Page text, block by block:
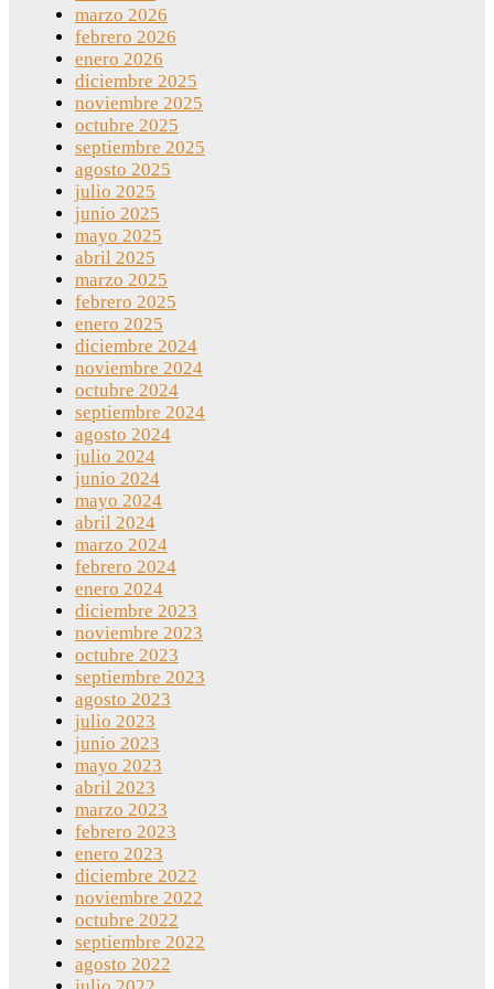
marzo 2026
febrero 2026
enero 2026
diciembre 2025
noviembre 2025
octubre 2025
septiembre 2025
agosto 2025
julio 2025
junio 2025
mayo 2025
abril 2025
marzo 2025
febrero 2025
enero 2025
diciembre 2024
noviembre 2024
octubre 2024
septiembre 2024
agosto 2024
julio 2024
junio 2024
mayo 2024
abril 2024
marzo 2024
febrero 2024
enero 2024
diciembre 2023
noviembre 2023
octubre 2023
septiembre 2023
agosto 2023
julio 2023
junio 2023
mayo 2023
abril 2023
marzo 2023
febrero 2023
enero 2023
diciembre 2022
noviembre 2022
octubre 2022
septiembre 2022
agosto 2022